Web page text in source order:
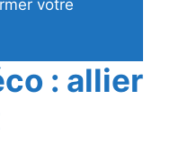
votre
: allier